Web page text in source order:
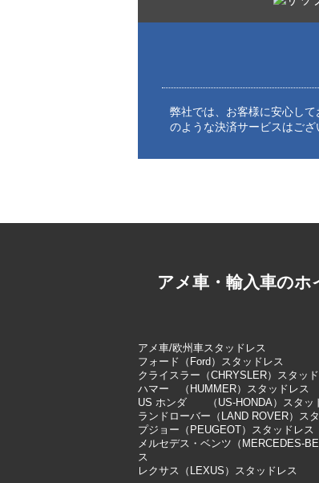
弊社では、お客様に安心し
のような決済サービスはご
アメ車・輸入車の
アメ車/欧州車スタッドレス
フォード（Ford）スタッドレス
クライスラー（CHRYSLER）スタッ
ハマー （HUMMER）スタッドレス
US ホンダ （US-HONDA）スタッ
ランドローバー（LAND ROVER）ス
プジョー（PEUGEOT）スタッドレス
メルセデス・ベンツ（MERCEDES-
ス
レクサス（LEXUS）スタッドレス